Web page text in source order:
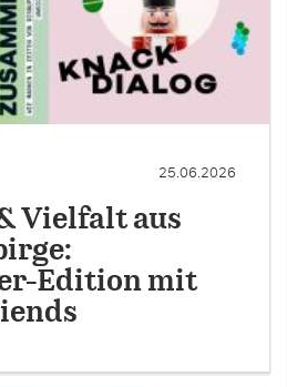
25.06.2026
Vielfalt aus
Edition mit